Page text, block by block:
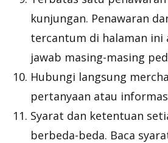
kunjungan. Penawaran
tercantum di halaman ini
jawab masing-masing
Hubungi langsung
pertanyaan atau
Syarat dan ketentuan
berbeda-beda. Baca